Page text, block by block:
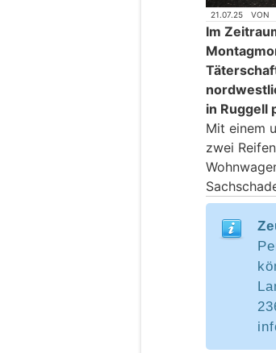
21.07.25 VON
Im
in Ruggell
Mit einem
zwei